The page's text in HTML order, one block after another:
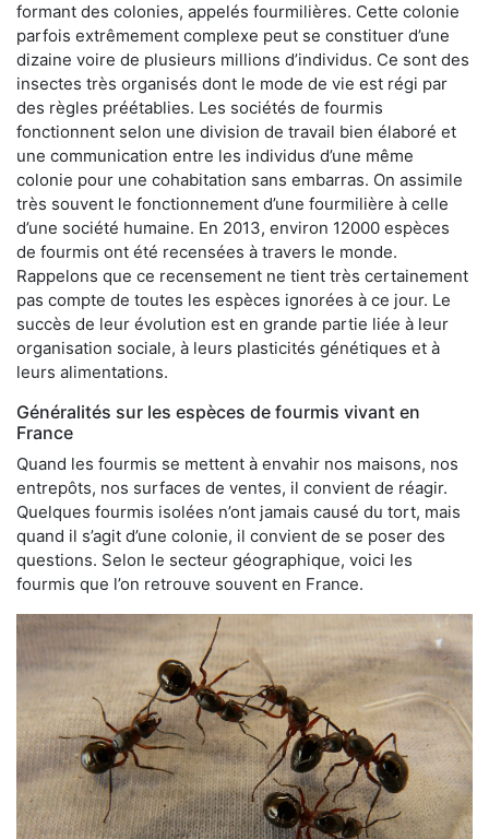
formant des colonies, appelés fourmilières. Cette colonie
parfois extrêmement complexe peut se constituer d’une
dizaine voire de plusieurs millions d’individus. Ce sont des
insectes très organisés dont le mode de vie est régi par
des règles préétablies. Les sociétés de fourmis
fonctionnent selon une division de travail bien élaboré et
une communication entre les individus d’une même
colonie pour une cohabitation sans embarras. On assimile
très souvent le fonctionnement d’une fourmilière à celle
d’une société humaine. En 2013, environ 12000 espèces
de fourmis ont été recensées à travers le monde.
Rappelons que ce recensement ne tient très certainement
pas compte de toutes les espèces ignorées à ce jour. Le
succès de leur évolution est en grande partie liée à leur
organisation sociale, à leurs plasticités génétiques et à
leurs alimentations.
Généralités sur les espèces de fourmis vivant en
France
Quand les fourmis se mettent à envahir nos maisons, nos
entrepôts, nos surfaces de ventes, il convient de réagir.
Quelques fourmis isolées n’ont jamais causé du tort, mais
quand il s’agit d’une colonie, il convient de se poser des
questions. Selon le secteur géographique, voici les
fourmis que l’on retrouve souvent en France.